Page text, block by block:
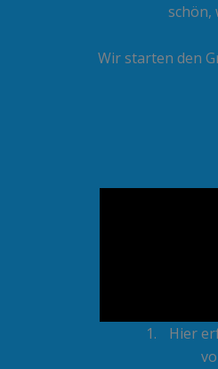
schön,
Wir starten den
Hier